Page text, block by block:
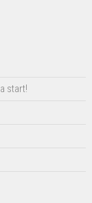
start!